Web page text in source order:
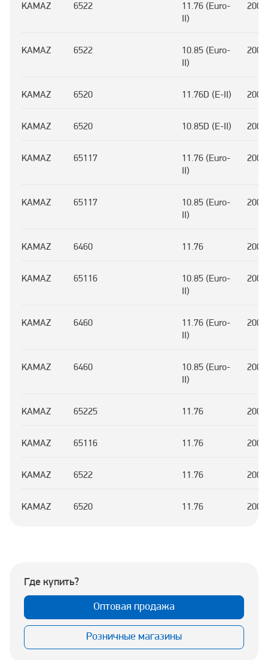
KAMAZ 6522
11.76 (Euro-
II)
KAMAZ 6522
10.85 (Euro-
II)
KAMAZ 6520 11.76D (E-II)
KAMAZ 6520 10.85D (E-II)
KAMAZ 65117
11.76 (Euro-
II)
KAMAZ 65117
10.85 (Euro-
II)
KAMAZ 6460 11.76
KAMAZ 65116
10.85 (Euro-
II)
KAMAZ 6460
11.76 (Euro-
II)
KAMAZ 6460
10.85 (Euro-
II)
KAMAZ 65225 11.76
KAMAZ 65116 11.76
KAMAZ 6522 11.76
KAMAZ 6520 11.76
Где купить?
Оптовая продажа
Розничные магазины